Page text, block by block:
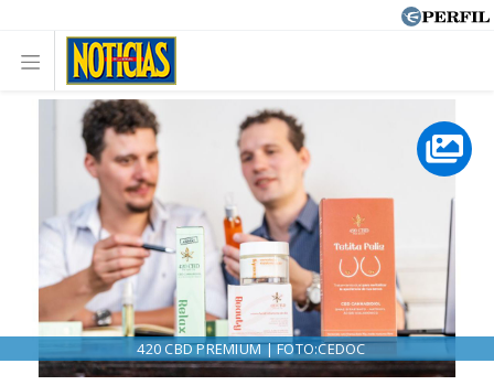
420 CBD PREMIUM | FOTO:CEDOC